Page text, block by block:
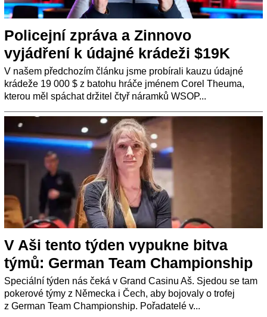
Policejní zpráva a Zinnovo
vyjádření k údajné krádeži $19K
V našem předchozím článku jsme probírali kauzu údajné
krádeže 19 000 $ z batohu hráče jménem Corel Theuma,
kterou měl spáchat držitel čtyř náramků WSOP...
V Aši tento týden vypukne bitva
týmů: German Team Championship
Speciální týden nás čeká v Grand Casinu Aš. Sjedou se tam
pokerové týmy z Německa i Čech, aby bojovaly o trofej
z German Team Championship. Pořadatelé v...